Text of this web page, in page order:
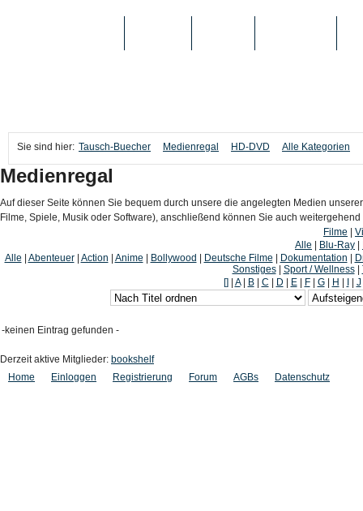
Sie sind hier: Tausch-Buecher Medienregal HD-DVD Alle Kategorien
Medienregal
Auf dieser Seite können Sie bequem durch unsere die angelegten Medien
Filme, Spiele, Musik oder Software), anschließend können Sie auch
Filme
Alle
Blu-Ray
Alle
Abenteuer| Action Anime Bollywood Deutsche Filme Dokumentation
Sonstiges| Sport / Wellness|
[]
A| B| C D E| F| G| H J
-keinen Eintrag gefunden -
Derzeit aktive Mitglieder: bookshelf
Home
Einloggen Registrierung Forum AGBs Datenschutz